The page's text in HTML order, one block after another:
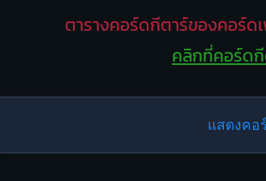
ตารางคอร์ดกีตาร์ของคอร์ด
คลิกที่คอร์ด
แสดงคอ